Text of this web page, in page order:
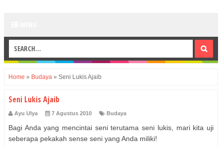
Home » Budaya » Seni Lukis Ajaib
Seni Lukis Ajaib
Ayu Ulya 7 Agustus 2010 Budaya
Bagi Anda yang mencintai seni terutama seni lukis, mari kita uji
seberapa pekakah sense seni yang Anda miliki!